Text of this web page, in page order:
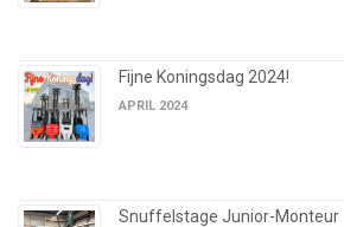
Fijne Koningsdag 2024!
APRIL 2024
Snuffelstage Junior-Monteur